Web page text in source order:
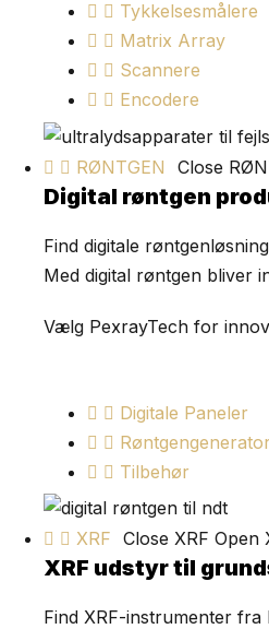
Tykkelsesmålere
Matrix Array
Scannere
Encodere
RØNTGEN Close
Digital røntgen
Find digitale
Med digital røntgen bliver
Vælg PexrayTech for
Digitale Paneler
Røntgengenerator
Tilbehør
XRF Close XRF Open
XRF udstyr til
Find XRF-instrumenter fra